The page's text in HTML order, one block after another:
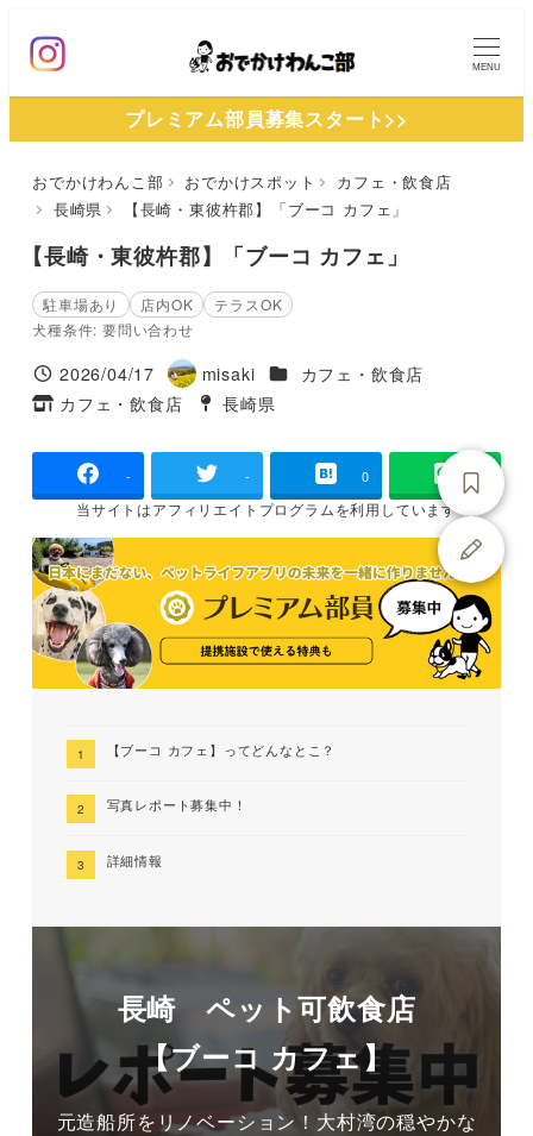
ン
MENU
プレミアム部員募集スタート>>
おでかけわんこ部 おでかけスポット
カフェ・飲食店
長崎県
【長崎・東彼杵郡】「ブーコ カフェ」
【長崎・東彼杵郡】「ブーコ カフェ」
駐車場あり 店内OK
テラスOK
犬種条件: 要問い合わせ
投稿日
2026/04/17
著
者
misaki 施設ジャンル
カフェ・飲食店
タグ
カフェ・飲食店
タグ
長崎県
- - 0
当サイトはアフィリエイトプログラムを利用しています
【ブーコ カフェ】ってどんなとこ？
写真レポート募集中！
詳細情報
長崎 ペット可飲食店
【ブーコ カフェ】
元造船所をリノベーション！大村湾の穏やかな